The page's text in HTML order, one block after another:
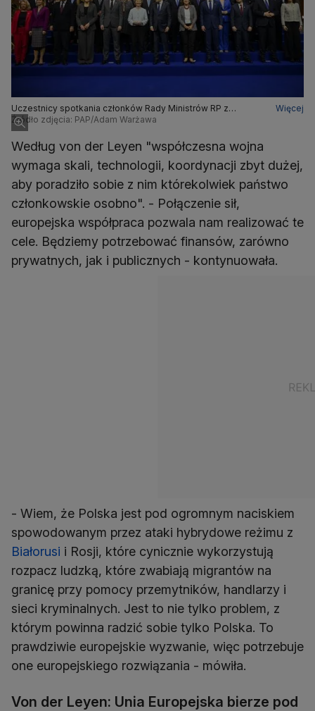
Uczestnicy spotkania członków Rady Ministrów RP z
Kolegium Komisarzy UE w Europejskim Centrum Solidarności
w Gdańsku
Więcej
Źródło zdjęcia: PAP/Adam Warżawa
Według von der Leyen "współczesna wojna
wymaga skali, technologii, koordynacji zbyt dużej,
aby poradziło sobie z nim którekolwiek państwo
członkowskie osobno". - Połączenie sił,
europejska współpraca pozwala nam realizować te
cele. Będziemy potrzebować finansów, zarówno
prywatnych, jak i publicznych - kontynuowała.
- Wiem, że Polska jest pod ogromnym naciskiem
spowodowanym przez ataki hybrydowe reżimu z
Białorusi i Rosji, które cynicznie wykorzystują
rozpacz ludzką, które zwabiają migrantów na
granicę przy pomocy przemytników, handlarzy i
sieci kryminalnych. Jest to nie tylko problem, z
którym powinna radzić sobie tylko Polska. To
prawdziwie europejskie wyzwanie, więc potrzebuje
one europejskiego rozwiązania - mówiła.
Von der Leyen: Unia Europejska bierze pod